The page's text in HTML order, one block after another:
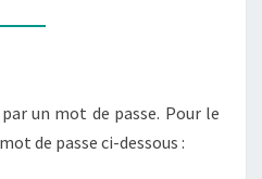
un mot de passe. Pour le
de passe ci-dessous :